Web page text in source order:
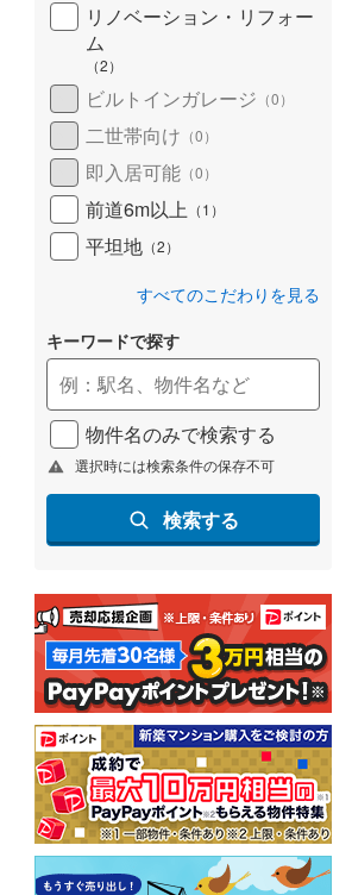
リノベーション・リフォー
ム
（2）
ビルトインガレージ （0）
二世帯向け （0）
即入居可能 （0）
前道6m以上 （1 ）
平坦地 （2）
すべてのこだわりを見る
キーワードで探す
物件名のみで検索する
選択時には検索条件の保存不可
検索する